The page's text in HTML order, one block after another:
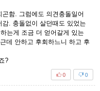
함. 그럼에도 의견충돌일어
. 충돌없이 살던때도 있었는
는게 조금 더 얻어갈게 있는
데 안하고 후회하느니 하고 후
?
0
0